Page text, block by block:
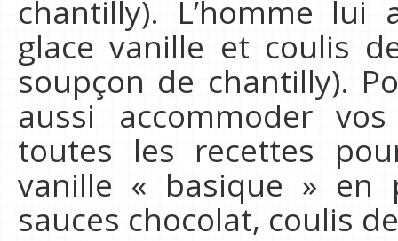
chantilly). L’homme lui
glace vanille et coulis
soupçon de chantilly).
aussi accommoder
toutes les recettes
vanille « basique » en
sauces chocolat, coulis